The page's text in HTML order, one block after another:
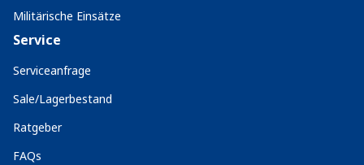
Militärische Einsätze
Service
Serviceanfrage
Sale/Lagerbestand
Ratgeber
FAQs